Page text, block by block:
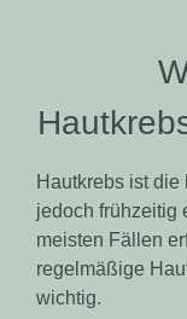
Hautkrebs ist
jedoch frühzeitig
meisten Fällen
regelmäßige
wichtig.